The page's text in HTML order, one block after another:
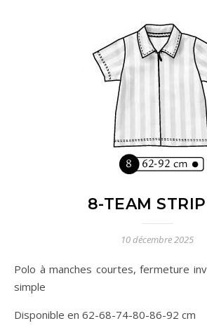
8-TEAM
10 décembre 2025
Polo à manches courtes, fermeture invisible devant et col
simple
Disponible en 62-68-74-80-86-92 cm